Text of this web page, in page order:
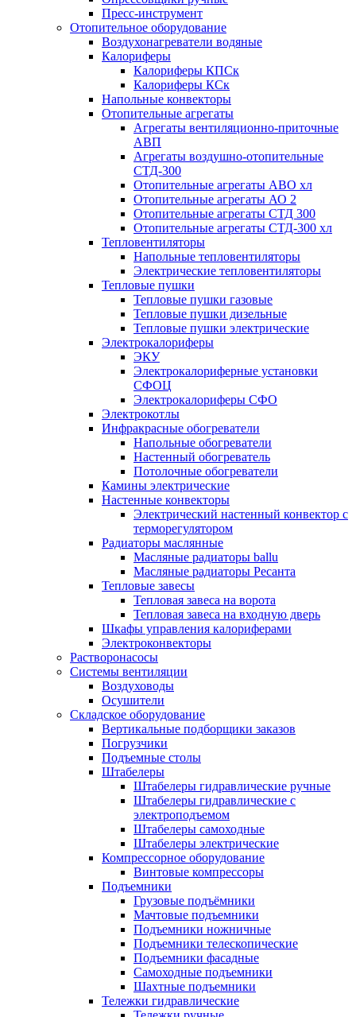
Пресс-инструмент
Отопительное оборудование
Воздухонагреватели водяные
Калориферы
Калориферы КПСк
Калориферы КСк
Напольные конвекторы
Отопительные агрегаты
Агрегаты вентиляционно-приточные
АВП
Агрегаты воздушно-отопительные
СТД-300
Отопительные агрегаты АВО хл
Отопительные агрегаты АО 2
Отопительные агрегаты СТД 300
Отопительные агрегаты СТД-300 хл
Тепловентиляторы
Напольные тепловентиляторы
Электрические тепловентиляторы
Тепловые пушки
Тепловые пушки газовые
Тепловые пушки дизельные
Тепловые пушки электрические
Электрокалориферы
ЭКУ
Электрокалориферные установки
СФОЦ
Электрокалориферы СФО
Электрокотлы
Инфракрасные обогреватели
Напольные обогреватели
Настенный обогреватель
Потолочные обогреватели
Камины электрические
Настенные конвекторы
Электрический настенный конвектор с
терморегулятором
Радиаторы маслянные
Масляные радиаторы ballu
Масляные радиаторы Ресанта
Тепловые завесы
Тепловая завеса на ворота
Тепловая завеса на входную дверь
Шкафы управления калориферами
Электроконвекторы
Растворонасосы
Системы вентиляции
Воздуховоды
Осушители
Складское оборудование
Вертикальные подборщики заказов
Погрузчики
Подъемные столы
Штабелеры
Штабелеры гидравлические ручные
Штабелеры гидравлические с
электроподъемом
Штабелеры самоходные
Штабелеры электрические
Компрессорное оборудование
Винтовые компрессоры
Подъемники
Грузовые подъёмники
Мачтовые подъемники
Подъемники ножничные
Подъемники телескопические
Подъемники фасадные
Самоходные подъемники
Шахтные подъемники
Тележки гидравлические